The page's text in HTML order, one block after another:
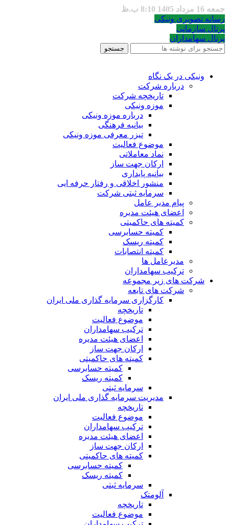
جمعه 16 مرداد 1405 8:10 ب.ظ
رسانه تصویری ونیکی
پرتال سازمانی
پرتال سهامداران
جستجو
ونیکی در یک نگاه
درباره شرکت
تاریخچه شرکت
موزه ونیکی
درباره موزه ونیکی
بیانیه فرهنگی
تیزر معرفی موزه ونیکی
موضوع فعالیت
نماد معاملاتی
ارکان جهت ساز
بیانیه پایداری
منشور اخلاقی و رفتار حرفه ایی
سرمایه ثبتی شرکت
پیام مدیر عامل
اعضای هیئت مدیره
کمیته های حاکمیتی
کمیته حسابرسی
کمیته ریسک
کمیته انتصابات
مدیرعامل ها
ترکیب سهامداران
شرکت های زیر مجموعه
شرکت های تابعه
کارگزاری سرمایه گذاری ملی ایران
تاریخچه
موضوع فعالیت
ترکیب سهامداران
اعضای هیئت مدیره
ارکان جهت ساز
کمیته های حاکمیتی
کمیته حسابرسی
کمیته ریسک
سرمایه ثبتی
مدیریت سرمایه گذاری ملی ایران
تاریخچه
موضوع فعالیت
ترکیب سهامداران
اعضای هیئت مدیره
ارکان جهت ساز
کمیته های حاکمیتی
کمیته حسابرسی
کمیته ریسک
سرمایه ثبتی
آلومتک
تاریخچه
موضوع فعالیت